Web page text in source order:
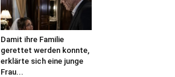
Damit ihre Familie
gerettet werden konnte,
erklärte sich eine junge
Frau...